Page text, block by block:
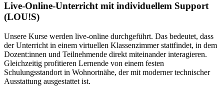
Live-​Online-Unterricht mit individuellem Support
(LOU!S)
Unsere Kurse werden live-online durchgeführt. Das bedeutet, dass
der Unterricht in einem virtuellen Klassenzimmer stattfindet, in dem
Dozent:innen und Teilnehmende direkt miteinander interagieren.
Gleichzeitig profitieren Lernende von einem festen
Schulungsstandort in Wohnortnähe, der mit moderner technischer
Ausstattung ausgestattet ist.